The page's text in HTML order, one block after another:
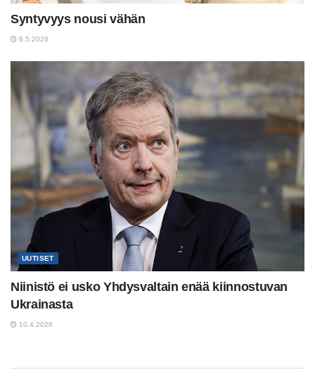
Syntyvyys nousi vähän
6.5.2026
UUTISET
Niinistö ei usko Yhdysvaltain enää kiinnostuvan
Ukrainasta
10.4.2026